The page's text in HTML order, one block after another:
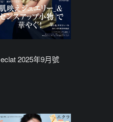
eclat 2025年9月號